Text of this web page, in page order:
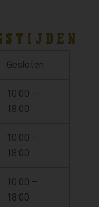
Gesloten
10:00 –
18:00
10:00 –
18:00
10:00 –
18:00